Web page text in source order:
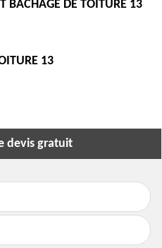
BÂCHAGE DE TOITURE 13
13
devis gratuit